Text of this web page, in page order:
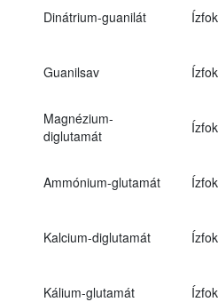
Dinátrium-guanilát
Guanilsav
Magnézium-
diglutamát
Ammónium-glutamát
Kalcium-diglutamát
Kálium-glutamát